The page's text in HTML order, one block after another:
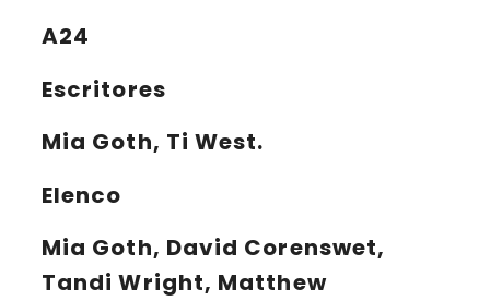
A24
Escritores
Mia Goth, Ti West.
Elenco
Mia Goth, David Corenswet,
Tandi Wright, Matthew